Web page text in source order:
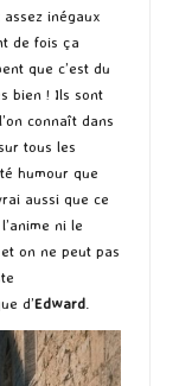
inégaux
de fois ça
que c’est du
bien ! Ils sont
connaît dans
tous les
humour que
aussi que ce
ni le
on ne peut pas
d’Edward